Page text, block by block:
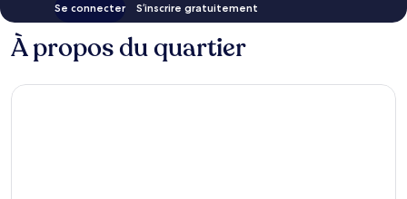
Se connecter S’inscrire gratuitement
À propos du quartier